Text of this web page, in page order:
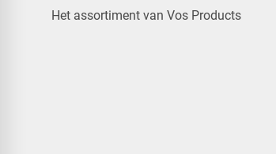
Het assortiment van Vos Products